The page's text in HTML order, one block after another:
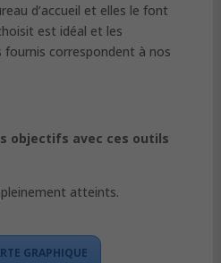
d’accueil et elles le font
est idéal et les
fournis correspondent à nos
objectifs avec ces outils
atteints.
GRAPHIQUE